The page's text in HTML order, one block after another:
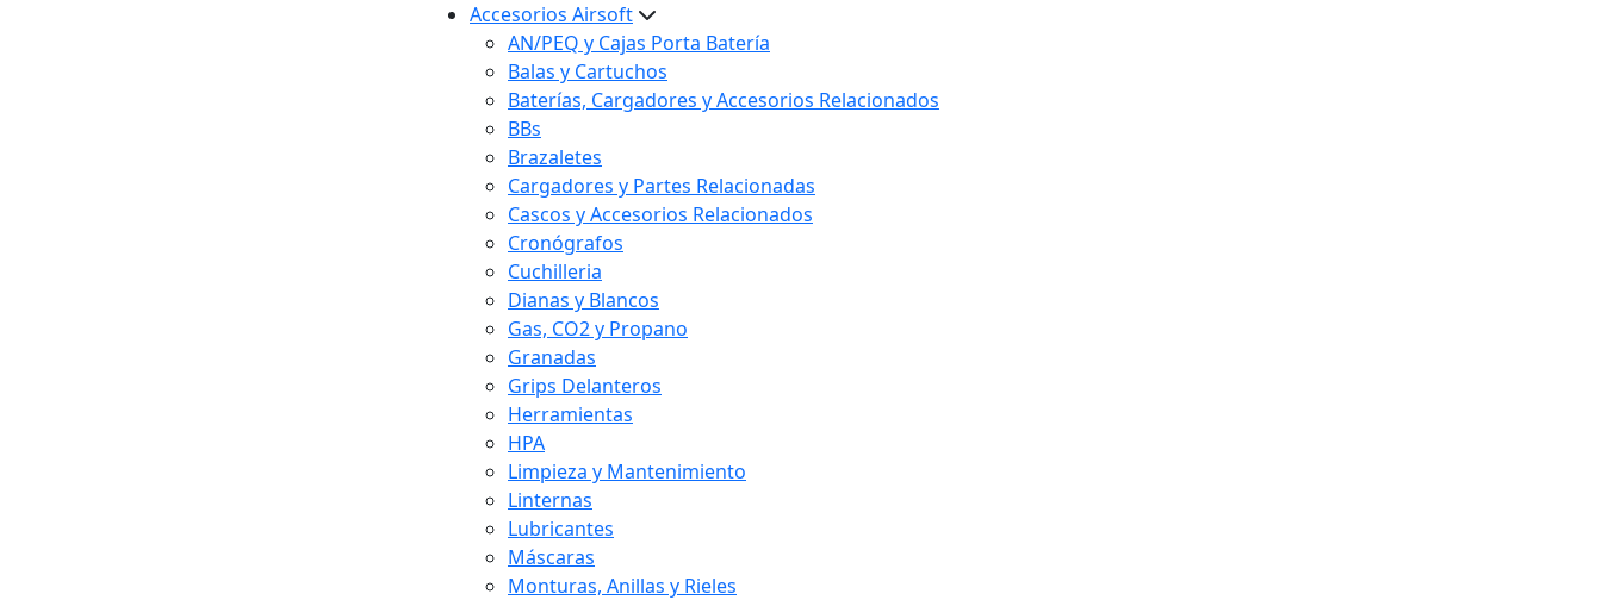
Accesorios Airsoft
AN/PEQ y Cajas Porta Batería
Balas y Cartuchos
Baterías, Cargadores y Accesorios Relacionados
BBs
Brazaletes
Cargadores y Partes Relacionadas
Cascos y Accesorios Relacionados
Cronógrafos
Cuchilleria
Dianas y Blancos
Gas, CO2 y Propano
Granadas
Grips Delanteros
Herramientas
HPA
Limpieza y Mantenimiento
Linternas
Lubricantes
Máscaras
Monturas, Anillas y Rieles